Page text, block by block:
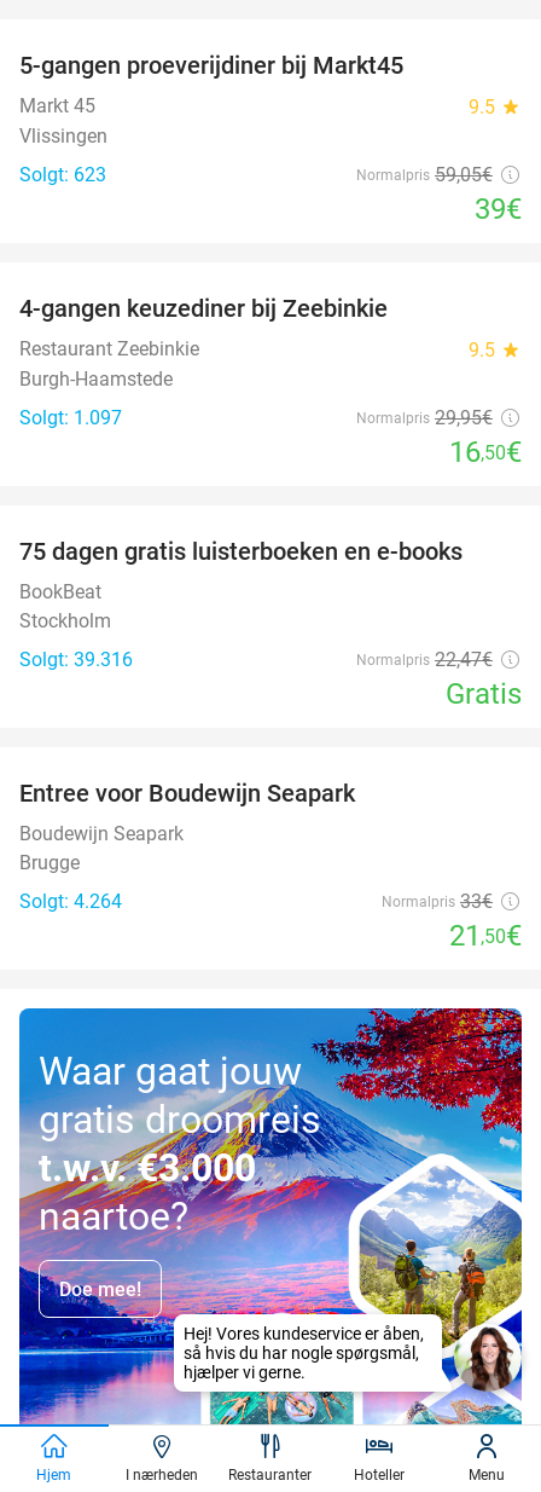
5-gangen proeverijdiner bij Markt45
Markt 45 9.5 star
Vlissingen
Solgt: 623
Normalpris 59,05€
39€
4-gangen keuzediner bij Zeebinkie
Restaurant Zeebinkie 9.5 star
Burgh-Haamstede
Solgt: 1.097
Normalpris 29,95€
16,50€
75 dagen gratis luisterboeken en e-books
BookBeat
Stockholm
Solgt: 39.316
Normalpris 22,47€
Gratis
Entree voor Boudewijn Seapark
Boudewijn Seapark
Brugge
Solgt: 4.264
Normalpris 33€
21 ,50€
Waar gaat jouw
gratis droomreis
t.w.v. €3.000
naartoe?
Doe mee!
Hjem I nærheden Restauranter Hoteller Menu